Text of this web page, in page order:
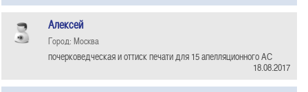
Алексей
Город: Москва
почерковедческая и оттиск печати для 15 апелляционного АС
18.08.2017